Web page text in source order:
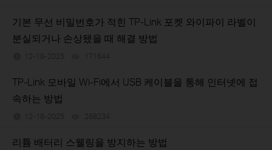
기본 무선 비밀번호가 적힌 TP-Link 포켓 와이파이 라벨이
분실되거나 손상됐을 때 해결 방법
12-18-2025 171644
TP-Link 모바일 Wi-Fi에서 USB 케이블을 통해 인터넷에 접
속하는 방법
12-18-2025 268234
리튬 배터리 스웰링을 방지하는 방법